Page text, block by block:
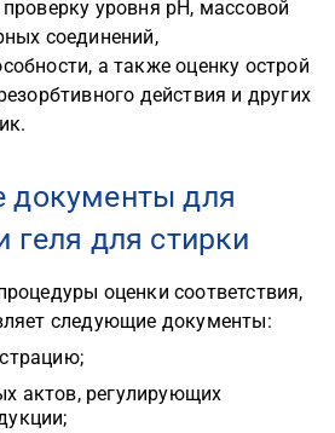
уровня pH, массовой
соединений,
а также оценку острой
действия и других
документы для
геля для стирки
оценки соответствия,
следующие документы:
актов, регулирующих